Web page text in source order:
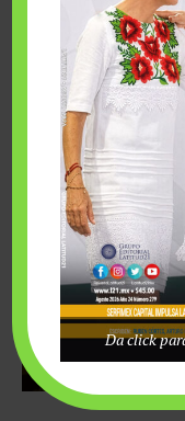
Fairmont Mayakoba
esfuerzos para hacer
Da click